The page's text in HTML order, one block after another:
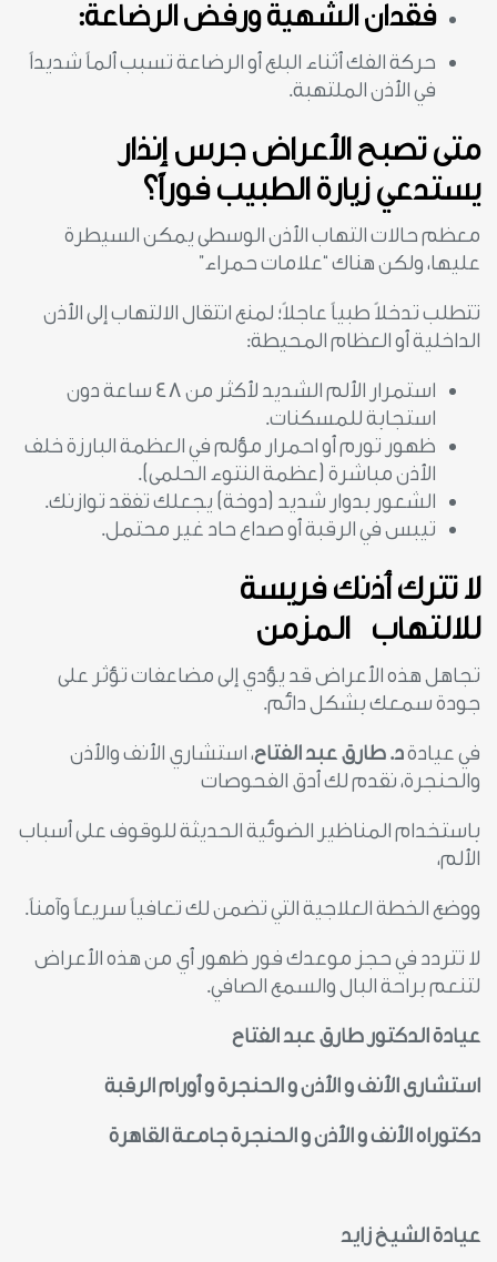
فقدان الشهية ورفض الرضاعة:
حركة الفك أثناء البلع أو الرضاعة تسبب ألماً شديداً
في الأذن الملتهبة.
متى تصبح الأعراض جرس إنذار
يستدعي زيارة الطبيب فوراً؟
معظم حالات التهاب الأذن الوسطى يمكن السيطرة
عليها، ولكن هناك “علامات حمراء”
تتطلب تدخلاً طبياً عاجلاً؛ لمنع انتقال الالتهاب إلى الأذن
الداخلية أو العظام المحيطة:
استمرار الألم الشديد لأكثر من 48 ساعة دون
استجابة للمسكنات.
ظهور تورم أو احمرار مؤلم في العظمة البارزة خلف
الأذن مباشرة (عظمة النتوء الحلمى).
الشعور بدوار شديد (دوخة) يجعلك تفقد توازنك.
تيبس في الرقبة أو صداع حاد غير محتمل.
لا تترك أذنك فريسة
للالتهابالمزمن
تجاهل هذه الأعراض قد يؤدي إلى مضاعفات تؤثر على
جودة سمعك بشكل دائم.
في عيادةد.طارق عبد الفتاح، استشاري الأنف والأذن
والحنجرة، نقدم لك أدق الفحوصات
باستخدام المناظير الضوئية الحديثة للوقوف على أسباب
الألم،
ووضع الخطة العلاجية التي تضمن لك تعافياً سريعاً وآمناً.
لا تتردد في حجز موعدك فور ظهور أي من هذه الأعراض
لتنعم براحة البال والسمع الصافي.
عيادة الدكتور طارق عبد الفتاح
استشارى الأنف و الأذن و الحنجرة و أورام الرقبة
دكتوراه الأنف و الأذن و الحنجرة جامعة القاهرة
عيادة الشيخ زايد